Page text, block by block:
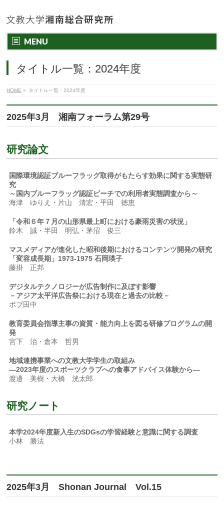
MENU
タイトル一覧：2024年度
HOME » タイトル一覧：2024年度
2025年3月 湘南フォーラム第29号
研究論文
国際環境認証ブルーフラッグ取得がもたらす効果に関する実態研
究
～国内ブルーフラッグ認証ビーチでの利用者実態調査から～
海津 ゆりえ・片山 清宏・平田 徳恵
「令和６年７月の山形県最上町における豪雨災害の状況」
鈴木 誠・半田 明弘・茅沼 俊三
マスメディアが進化した昭和後期におけるコンテンツ開発の研究
「変容成長期」1973-1975 石岡瑛子
藤掛 正邦
デジタルテクノロジーが広告制作に及ぼす影響
－アジア太平洋広告祭における現在と過去の比較－
ボブ田中
教育委員会指導主事の資質・能力向上を図る研修プログラムの開
発
宮下 治・倉本 哲男
地域連携事業への文教大学学生の取組み
―2023年度のスポーツクラブへの食事アドバイス体験から―
渡邊 美樹・大橋 洸太郎
研究ノート
本学2024年度新入生のSDGsの学習経験と意識に関する調査
小林 勝法
2025年3月 Shonan Journal Vol.15